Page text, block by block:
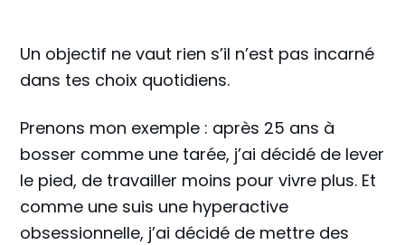
Un objectif ne vaut rien s’il n’est pas incarné
dans tes choix quotidiens.
Prenons mon exemple : après 25 ans à
bosser comme une tarée, j’ai décidé de lever
le pied, de travailler moins pour vivre plus. Et
comme une suis une hyperactive
obsessionnelle, j’ai décidé de mettre des